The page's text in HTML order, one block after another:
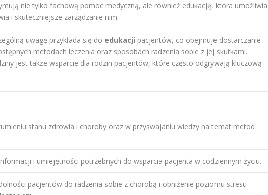
nie tylko fachową pomoc medyczną, ale również edukację, która umożliwia
i skuteczniejsze zarządzanie nim.
uwagę przykłada się do edukacji pacjentów, co obejmuje dostarczanie
metodach leczenia oraz sposobach radzenia sobie z jej skutkami.
jest także wsparcie dla rodzin pacjentów, które często odgrywają kluczową
stanu zdrowia i choroby oraz w przyswajaniu wiedzy na temat metod
i umiejętności potrzebnych do wsparcia pacjenta w codziennym życiu.
pacjentów do radzenia sobie z chorobą i obniżenie poziomu stresu